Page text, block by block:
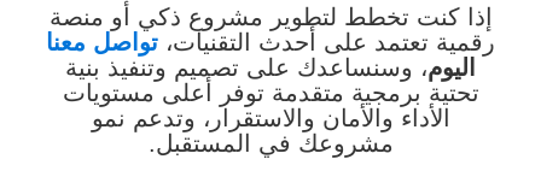
إذا كنت تخطط لتطوير مشروع ذكي أو منصة
رقمية تعتمد على أحدث التقنيات، تواصل معنا
اليوم، وسنساعدك على تصميم وتنفيذ بنية
تحتية برمجية متقدمة توفر أعلى مستويات
الأداء والأمان والاستقرار، وتدعم نمو
مشروعك في المستقبل.